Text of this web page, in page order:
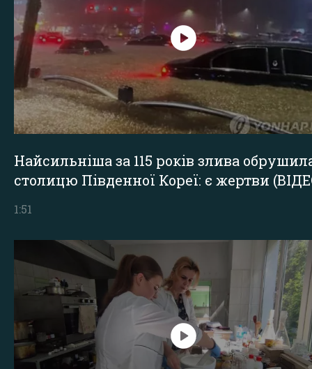
Найсильніша за 115 років злива
столицю Південної Кореї: є жертви
1:51